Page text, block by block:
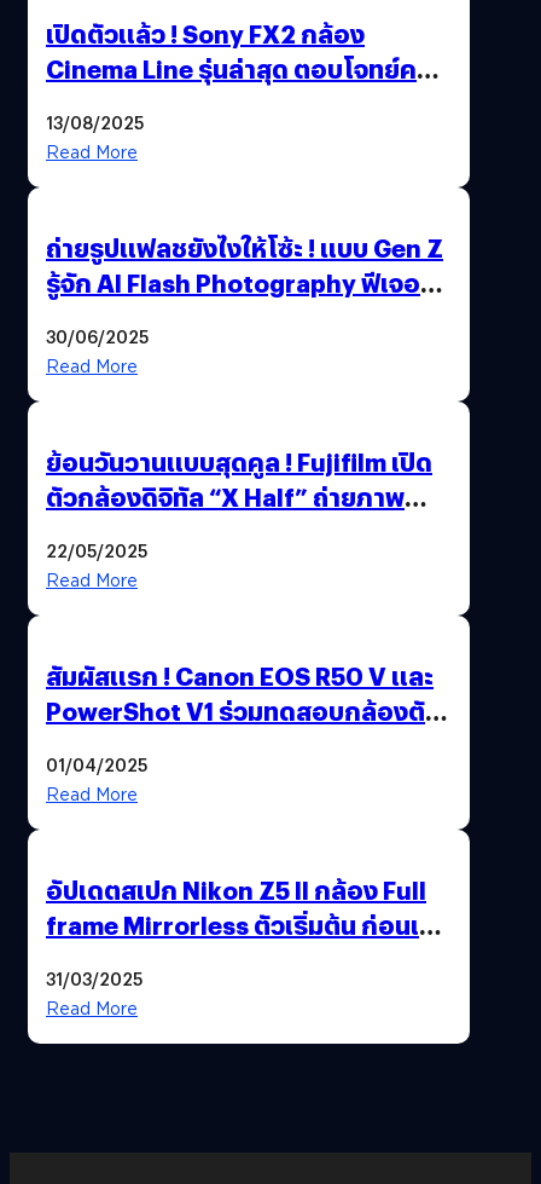
เปิดตัวแล้ว ! Sony FX2 กล้อง
Cinema Line รุ่นล่าสุด ตอบโจทย์ครี
13/08/2025
Read More
ถ่ายรูปแฟลชยังไงให้โซ้ะ ! แบบ Gen Z
รู้จัก AI Flash Photography ฟีเจอร์
30/06/2025
Read More
ย้อนวันวานแบบสุดคูล ! Fujifilm เปิด
ตัวกล้องดิจิทัล “X Half” ถ่ายภาพ
22/05/2025
Read More
สัมผัสแรก ! Canon EOS R50 V และ
PowerShot V1 ร่วมทดสอบกล้องตัว
01/04/2025
Read More
อัปเดตสเปก Nikon Z5 II กล้อง Full
frame Mirrorless ตัวเริ่มต้น ก่อนเปิด
31/03/2025
Read More